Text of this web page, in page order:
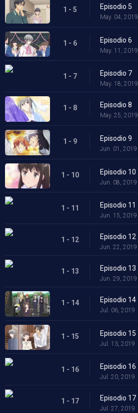
1 - 5 Episodio 5
May. 04, 2019
1 - 6 Episodio 6
May. 11, 2019
1 - 7 Episodio 7
May. 18, 2019
1 - 8 Episodio 8
May. 25, 2019
1 - 9 Episodio 9
Jun. 01, 2019
1 - 10 Episodio 10
Jun. 08, 2019
1 - 11 Episodio 11
Jun. 15, 2019
1 - 12 Episodio 12
Jun. 22, 2019
1 - 13 Episodio 13
Jun. 29, 2019
1 - 14 Episodio 14
Jul. 06, 2019
1 - 15 Episodio 15
Jul. 13, 2019
1 - 16 Episodio 16
Jul. 20, 2019
1 - 17 Episodio 17
Jul. 27, 2019